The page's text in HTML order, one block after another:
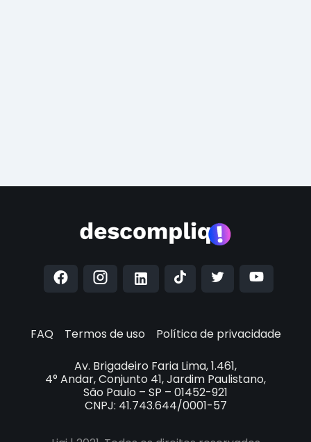
FAQ Termos de uso
Política de privacidade
Av. Brigadeiro Faria Lima, 1.461,
4° Andar, Conjunto 41, Jardim Paulistano,
São Paulo – SP – 01452-921
CNPJ: 41.743.644/0001-57